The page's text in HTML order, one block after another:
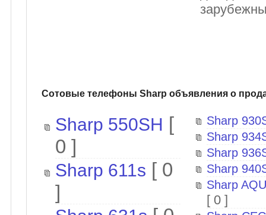
Cотовые телефоны Sharp объявления о
Sharp 550SH [
0 ]
Sharp 611s [ 0
]
Sharp
Sharp
Sharp
Sharp
Sharp
[ 0 ]